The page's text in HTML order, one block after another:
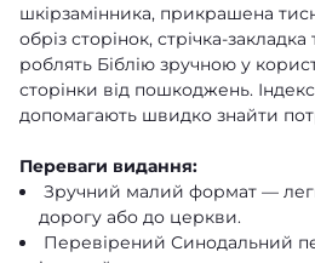
шкірзамінника, прикрашена
обріз сторінок, стрічка-
роблять Біблію зручною у
сторінки від пошкоджень.
допомагають швидко знайти
Переваги видання:
Зручний малий формат —
дорогу або до церкви.
Перевірений Синодальний